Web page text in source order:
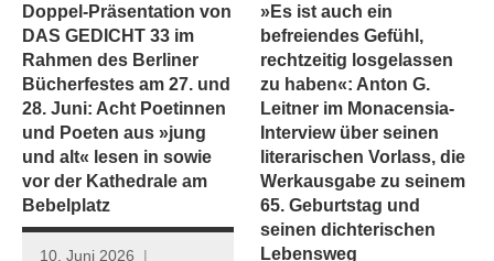
Doppel-Präsentation von
DAS GEDICHT 33 im
Rahmen des Berliner
Bücherfestes am 27. und
28. Juni: Acht Poetinnen
und Poeten aus »jung
und alt« lesen in sowie
vor der Kathedrale am
Bebelplatz
10. Juni 2026
»Es ist auch ein
befreiendes Gefühl,
rechtzeitig losgelassen
zu haben«: Anton G.
Leitner im Monacensia-
Interview über seinen
literarischen Vorlass, die
Werkausgabe zu seinem
65. Geburtstag und
seinen dichterischen
Lebensweg